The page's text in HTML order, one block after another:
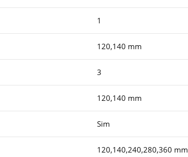
1
120,140 mm
3
120,140 mm
Sim
120,140,240,280,360 mm